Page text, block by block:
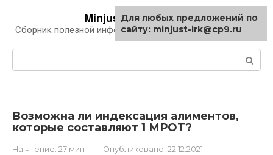
контенту
Minjust-irk.ru
Сборник полезной информации про автомобили
Возможна ли индексация алиментов,
которые составляют 1 МРОТ?
На чтение: 27 мин Опубликовано: 22.12.2021
Для любых предложений по
сайту: minjust-irk@cp9.ru